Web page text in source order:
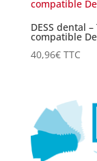
DESS dental
compatible
40,96€ TTC